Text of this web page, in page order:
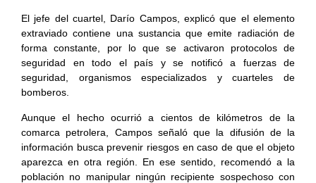
El jefe del cuartel, Darío Campos, explicó que el elemento
extraviado contiene una sustancia que emite radiación de
forma constante, por lo que se activaron protocolos de
seguridad en todo el país y se notificó a fuerzas de
seguridad, organismos especializados y cuarteles de
bomberos.
Aunque el hecho ocurrió a cientos de kilómetros de la
comarca petrolera, Campos señaló que la difusión de la
información busca prevenir riesgos en caso de que el objeto
aparezca en otra región. En ese sentido, recomendó a la
población no manipular ningún recipiente sospechoso con